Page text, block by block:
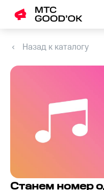
Назад к каталогу
Станем номер